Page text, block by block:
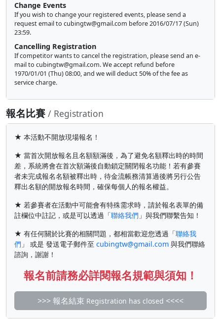
Change Events
If you wish to change your registered events, please send a
request email to cubingtw@gmail.com before 2016/07/17 (Sun)
23:59.
Cancelling Registration
If competitor wants to cancel the registration, please send an e-
mail to cubingtw@gmail.com. We accept refund before
1970/01/01 (Thu) 08:00, and we will deduct 50% of the fee as
service charge.
報名比賽 / Registration
★ 本活動不開放現場報名！
★ 當首次開放報名且名額額滿後，為了避免名額釋出時的時間
差，系統將會在首次額滿後自動鎖定關閉報名功能！若有參賽
者未完成報名名額被釋出時，待金流帳務清算過後將另行公告
釋出名額的開放報名時間，確保每個人的報名權益。
★ 若參賽者在活動中可能會有特殊需求時，請於報名表單的備
註欄位中註記，或是可以透過「聯絡我們 」與我們聯繫告知！
★ 有任何關於比賽的相關問題，都相當歡迎您透過「聯絡我
們 」 或是 發送電子郵件至 cubingtw@gmail.com 與我們聯絡
諮詢，謝謝！
報名前請務必詳閱報名規範與須知！
>>> 報名結束 Registration has closed <<<<